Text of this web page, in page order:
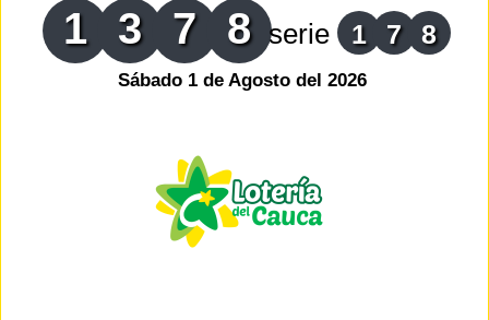
1 3 7 8 serie 1 7 8
Sábado 1 de Agosto del 2026